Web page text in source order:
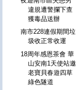
違規遭警攔下查
獲毒品送辦
南市228連假期間垃
圾收正常收運
18周年感恩茶會 華
山安南1天使站邀
老寶貝春遊四草
綠色隧道